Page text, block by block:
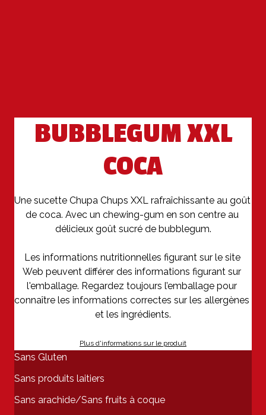
BUBBLEGUM XXL
COCA
Une sucette Chupa Chups XXL rafraîchissante au goût
de coca. Avec un chewing-gum en son centre au
délicieux goût sucré de bubblegum.
Les informations nutritionnelles figurant sur le site
Web peuvent différer des informations figurant sur
l'emballage. Regardez toujours l’emballage pour
connaître les informations correctes sur les allergènes
Plus d'informations sur le produit
Sans Gluten
Sans produits laitiers
Sans arachide/Sans fruits à coque